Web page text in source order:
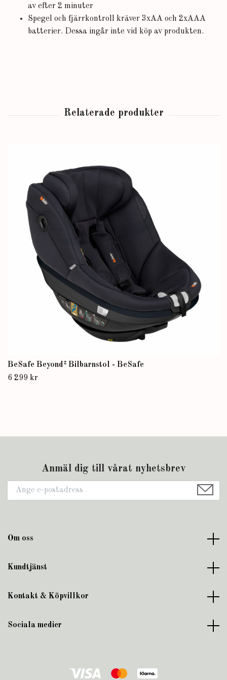
av efter 2 minuter
Spegel och fjärrkontroll kräver 3xAA och 2xAAA
batterier. Dessa ingår inte vid köp av produkten.
BeSafe Beyond² Bilbarnstol - BeSafe
6 299 kr
Anmäl dig till vårat nyhetsbrev
Om oss
Kundtjänst
Kontakt & Köpvillkor
Sociala medier